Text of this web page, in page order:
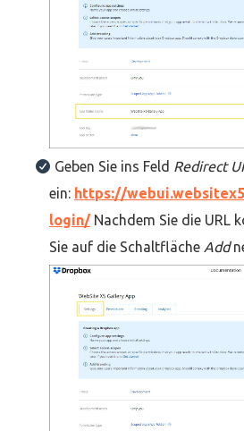
Geben Sie ins Feld Redirect
ein: https://
login/Nachdem Sie die URL
Sie auf die Schaltfläche Add